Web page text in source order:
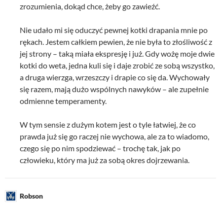
zrozumienia, dokąd chce, żeby go zawieźć.
Nie udało mi się oduczyć pewnej kotki drapania mnie po
rękach. Jestem całkiem pewien, że nie była to złośliwość z
jej strony – taką miała ekspresję i już. Gdy wożę moje dwie
kotki do weta, jedna kuli się i daje zrobić ze sobą wszystko,
a druga wierzga, wrzeszczy i drapie co się da. Wychowały
się razem, mają dużo wspólnych nawyków – ale zupełnie
odmienne temperamenty.
W tym sensie z dużym kotem jest o tyle łatwiej, że co
prawda już się go raczej nie wychowa, ale za to wiadomo,
czego się po nim spodziewać – trochę tak, jak po
człowieku, który ma już za sobą okres dojrzewania.
Robson